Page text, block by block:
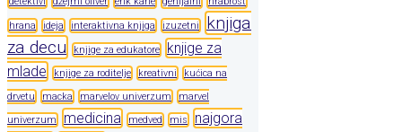
hrana ideja interaktivna knjiga izuzetni
knjiga
za decu
knjige za edukatore
knjige za
mlade
knjige za roditelje kreativni
kućica na
drvetu
macka marvelov univerzum
marvel
univerzum
medicina medved mis
najgora